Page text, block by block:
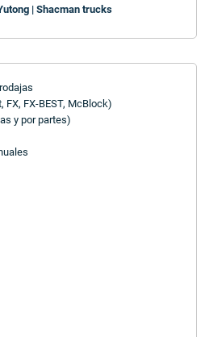
| Shacman trucks
FX-BEST, McBlock)
y por partes)